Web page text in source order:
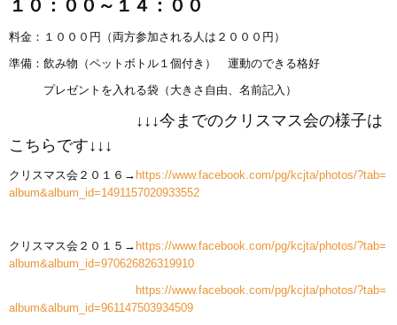
１０：００～１４：００
料金：１０００円（両方参加される人は２０００円）
準備：飲み物（ペットボトル１個付き） 運動のできる格好
プレゼントを入れる袋（大きさ自由、名前記入）
↓↓↓今までのクリスマス会の様子は
こちらです↓↓↓
クリスマス会２０１６→ https://www.facebook.com/pg/kcjta/photos/?tab=
album&album_id=1491157020933552
クリスマス会２０１５→ https://www.facebook.com/pg/kcjta/photos/?tab=
album&album_id=970626826319910
https://www.facebook.com/pg/kcjta/photos/?tab=
album&album_id=961147503934509